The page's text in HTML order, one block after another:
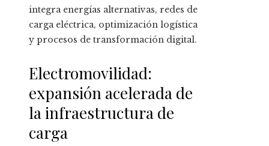
integra energías alternativas, redes de
carga eléctrica, optimización logística
y procesos de transformación digital.
Electromovilidad:
expansión acelerada de
la infraestructura de
carga